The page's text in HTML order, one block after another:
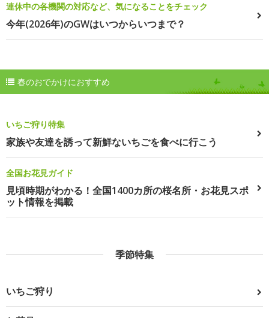
連休中の各機関の対応など、気になることをチェック
今年(2026年)のGWはいつからいつまで？
春のおでかけにおすすめ
いちご狩り特集
家族や友達を誘って新鮮ないちごを食べに行こう
全国お花見ガイド
見頃時期がわかる！全国1400カ所の桜名所・お花見スポ
ット情報を掲載
季節特集
いちご狩り